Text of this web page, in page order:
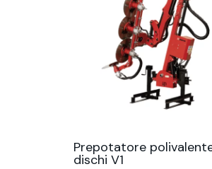
Prepotatore
dischi V1